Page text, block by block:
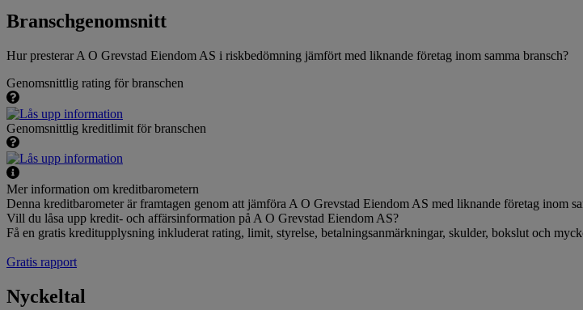
Branschgenomsnitt
Hur presterar A O Grevstad Eiendom AS i riskbedömning jämfört med liknande företag inom samma bransch?
Genomsnittlig rating för branschen
Genomsnittlig kreditlimit för branschen
Mer information om kreditbarometern
Denna kreditbarometer är framtagen genom att jämföra A O Grevstad Eiendom AS med liknande företag inom
Vill du låsa upp kredit- och affärsinformation på A O Grevstad Eiendom AS?
Få en gratis kreditupplysning inkluderat rating, limit, styrelse, betalningsanmärkningar, skulder, bokslut och
Gratis rapport
Nyckeltal